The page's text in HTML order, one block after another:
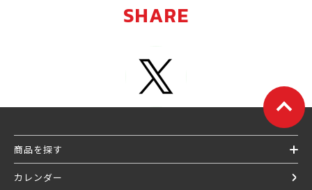
SHARE
商品を探す
カレンダー